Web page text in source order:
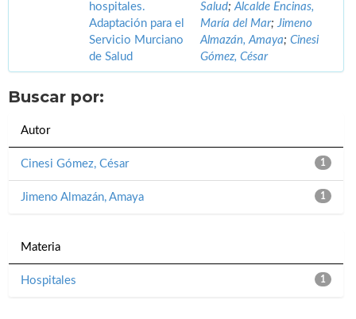
hospitales.
Adaptación para el
Servicio Murciano
de Salud
Salud;Alcalde Encinas,
María del Mar;Jimeno
Almazán, Amaya; Cinesi
Gómez, César
Buscar por:
Autor
1
Cinesi Gómez, César
1
Jimeno Almazán, Amaya
Materia
1
Hospitales